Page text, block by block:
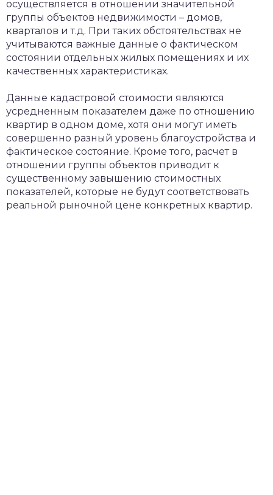
осуществляется в отношении значительной
группы объектов недвижимости – домов,
кварталов и т.д. При таких обстоятельствах не
учитываются важные данные о фактическом
состоянии отдельных жилых помещениях и их
качественных характеристиках.
Данные кадастровой стоимости являются
усредненным показателем даже по отношению
квартир в одном доме, хотя они могут иметь
совершенно разный уровень благоустройства и
фактическое состояние. Кроме того, расчет в
отношении группы объектов приводит к
существенному завышению стоимостных
показателей, которые не будут соответствовать
реальной рыночной цене конкретных квартир.